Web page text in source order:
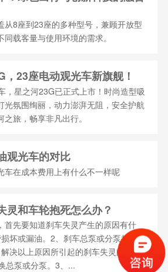
从8座到23座的多种型号，兼顾开放型
载客量与使用环境的需求。
23座电动观光车新旗舰！
，星之河23G已正式上市！时尚造型吸
光氛围绚丽，动力澎湃无阻，安全护航
旅，畅享非凡出行。
观光车的对比
车在成本费用上有什么不一样呢
灵和车轮抱死怎么办？
首先要知道刹车失灵产生的原因有什
坏或漏油。2、刹车总泵或分泵损坏。
决以上原因所引起的刹车失灵问题：
总泵或分泵。3、...